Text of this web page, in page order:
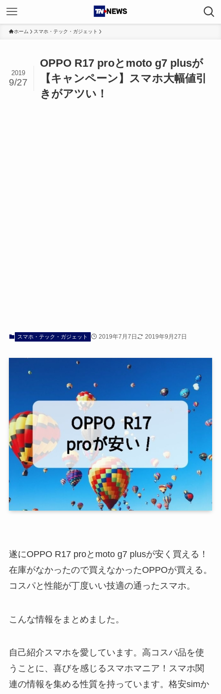
ホーム スマホ・テック・ガジェット
OPPO R17 proとmoto g7 plusが
【キャンペーン】スマホ大幅値引
きがアツい！
2019
9/27
スマホ・テック・ガジェット 2019年7月7日 2019年9月27日
遂にOPPO R17 proとmoto g7 plusが安く買える！
在庫がなかったので買えなかったOPPOが買える。
コスパと性能が丁度いい技適の通ったスマホ。
こんな情報をまとめました。
自己紹介スマホを愛しています。高コスパ品を使
うことに、喜びを感じるスマホマニア！スマホ関
連の情報を集める性質を持っています。格安simか